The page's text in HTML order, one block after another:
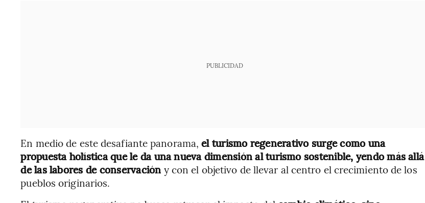
PUBLICIDAD
En medio de este desafiante panorama,el turismo regenerativo surge como una
propuesta holística que le da una nueva dimensión al turismo sostenible, yendo más allá
de las labores de conservación y con el objetivo de llevar al centro el crecimiento de los
pueblos originarios.